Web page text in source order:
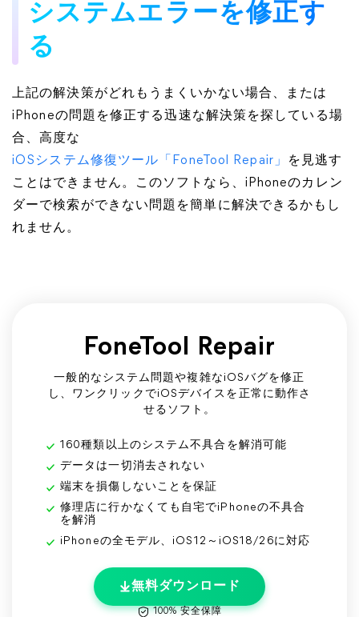
システムエラーを修正す
る
上記の解決策がどれもうまくいかない場合、または
iPhoneの問題を修正する迅速な解決策を探している場
合、高度な
iOSシステム修復ツール「FoneTool Repair」
を見逃す
ことはできません。このソフトなら、iPhoneのカレン
ダーで検索ができない問題を簡単に解決できるかもし
れません。
FoneTool Repair
一般的なシステム問題や複雑なiOSバグを修正
し、ワンクリックでiOSデバイスを正常に動作さ
せるソフト。
160種類以上のシステム不具合を解消可能
データは一切消去されない
端末を損傷しないことを保証
修理店に行かなくても自宅でiPhoneの不具合
を解消
iPhoneの全モデル、iOS12～iOS18/26に対応
無料ダウンロード
100% 安全保障